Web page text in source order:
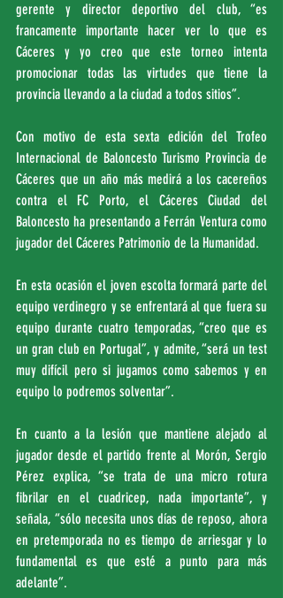
gerente y director deportivo del club, “es
francamente importante hacer ver lo que es
Cáceres y yo creo que este torneo intenta
promocionar todas las virtudes que tiene la
provincia llevando a la ciudad a todos sitios”.
Con motivo de esta sexta edición del Trofeo
Internacional de Baloncesto Turismo Provincia de
Cáceres que un año más medirá a los cacereños
contra el FC Porto, el Cáceres Ciudad del
Baloncesto ha presentando a Ferrán Ventura como
jugador del Cáceres Patrimonio de la Humanidad.
En esta ocasión el joven escolta formará parte del
equipo verdinegro y se enfrentará al que fuera su
equipo durante cuatro temporadas, “creo que es
un gran club en Portugal”, y admite, “será un test
muy difícil pero si jugamos como sabemos y en
equipo lo podremos solventar”.
En cuanto a la lesión que mantiene alejado al
jugador desde el partido frente al Morón, Sergio
Pérez explica, “se trata de una micro rotura
fibrilar en el cuadricep, nada importante”, y
señala, “sólo necesita unos días de reposo, ahora
en pretemporada no es tiempo de arriesgar y lo
fundamental es que esté a punto para más
adelante”.